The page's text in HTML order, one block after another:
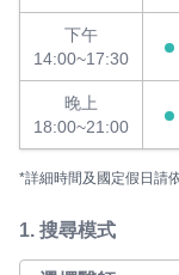
下午
14:00~17:30
晚上
18:00~21:00
*詳細時間及國定假日請
1. 搜尋模式